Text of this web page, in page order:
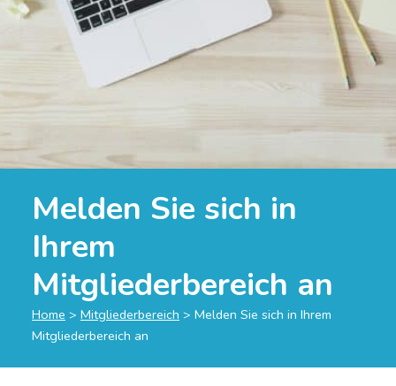
Melden Sie sich in
Ihrem
Mitgliederbereich an
Home > Mitgliederbereich > Melden Sie sich in Ihrem
Mitgliederbereich an